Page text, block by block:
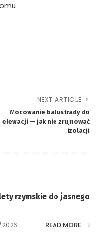
NEXT ARTICLE
Mocowanie balustrady do
elewacji — jak nie zrujnować
izolacji
rzymskie do jasnego
READ MORE